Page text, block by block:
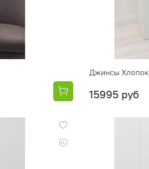
Джинсы Хлопок
15995 руб